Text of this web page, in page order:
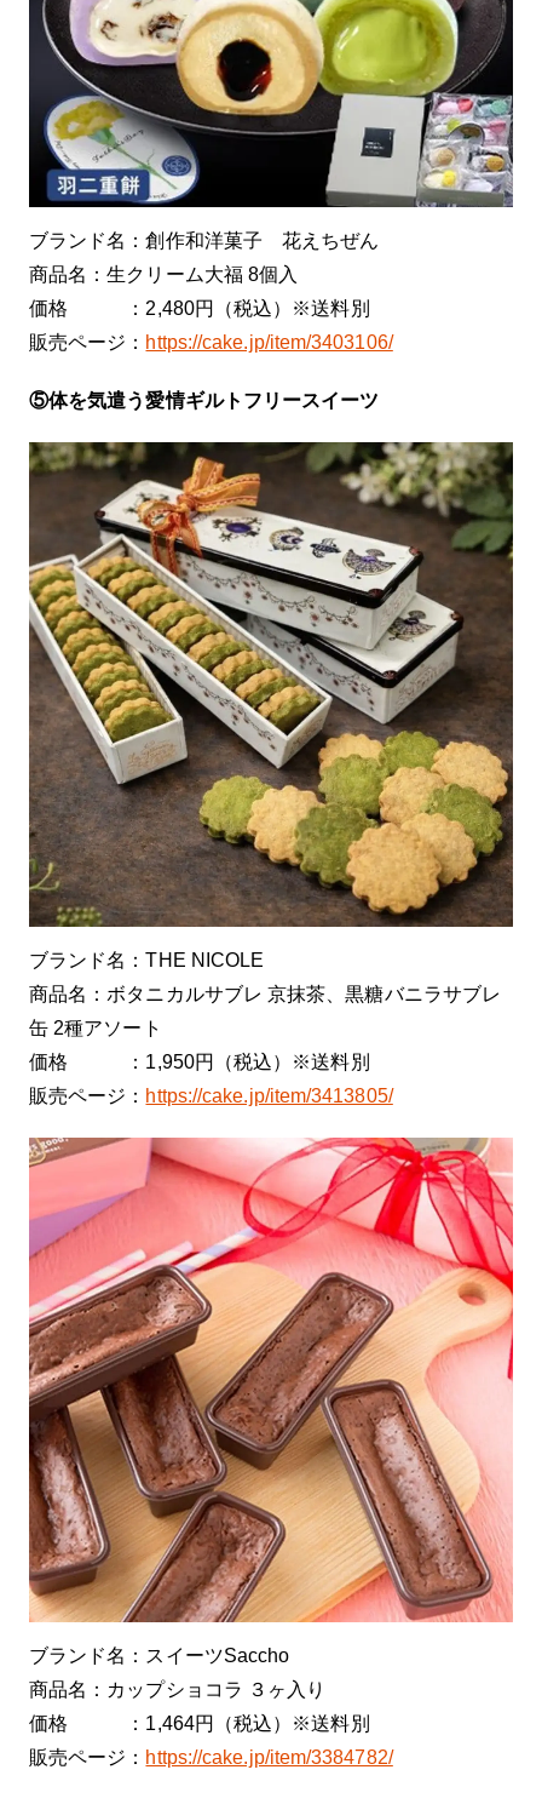
ブランド名：創作和洋菓子 花えちぜん
商品名：生クリーム大福 8個入
価格 ：2,480円（税込）※送料別
販売ページ： https://cake.jp/item/3403106/
⑤体を気遣う愛情ギルトフリースイーツ
ブランド名：THE NICOLE
商品名：ボタニカルサブレ 京抹茶、黒糖バニラサブレ
缶 2種アソート
価格 ：1,950円（税込）※送料別
販売ページ： https://cake.jp/item/3413805/
ブランド名：スイーツSaccho
商品名：カップショコラ ３ヶ入り
価格 ：1,464円（税込）※送料別
販売ページ： https://cake.jp/item/3384782/